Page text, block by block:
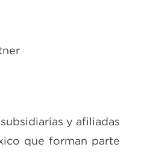
y afiliadas
que forman parte